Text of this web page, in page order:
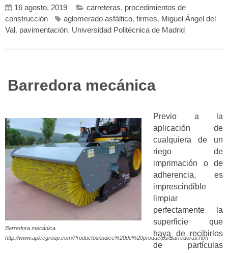
16 agosto, 2019 carreteras, procedimientos de
construcción
aglomerado asfáltico, firmes, Miguel Ángel del
Val, pavimentación, Universidad Politécnica de Madrid
Barredora mecánica
Barredora mecánica.
http://www.aplecgroup.com/Productos/indice%20de%20productos/Barredoras.htm
Previo a la
aplicación de
cualquiera de un
riego de
imprimación o de
adherencia, es
imprescindible
limpiar
perfectamente la
superficie que
haya de recibirlos
de partículas